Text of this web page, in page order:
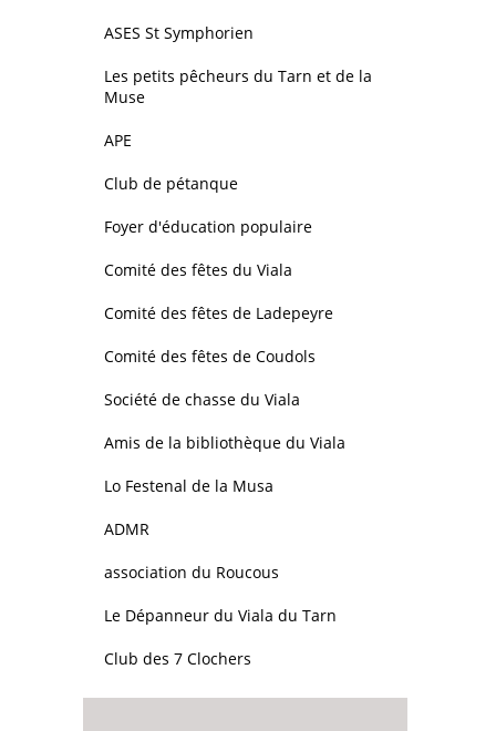
ASES St Symphorien
Les petits pêcheurs du Tarn et de la
Muse
APE
Club de pétanque
Foyer d'éducation populaire
Comité des fêtes du Viala
Comité des fêtes de Ladepeyre
Comité des fêtes de Coudols
Société de chasse du Viala
Amis de la bibliothèque du Viala
Lo Festenal de la Musa
ADMR
association du Roucous
Le Dépanneur du Viala du Tarn
Club des 7 Clochers